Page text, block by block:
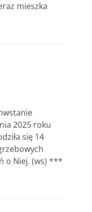
mieszka
2025 roku
się 14
o Niej. (ws) ***